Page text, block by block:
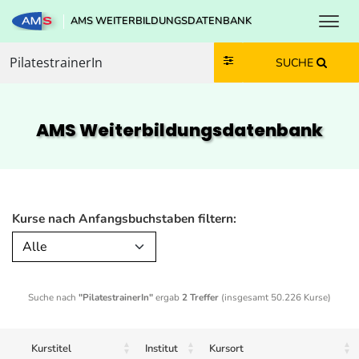
Zum Inhalt springen
Zum Navmenü springen
Zur Suche springen
Zur Footer springen
AMS WEITERBILDUNGSDATENBANK
SUCHE
AMS Weiterbildungs­datenbank
Kurse nach Anfangsbuchstaben filtern:
Alle
Suche nach "PilatestrainerIn"ergab 2 Treffer (insgesamt 50.226 Kurse)
Kurstitel Institut Kursort